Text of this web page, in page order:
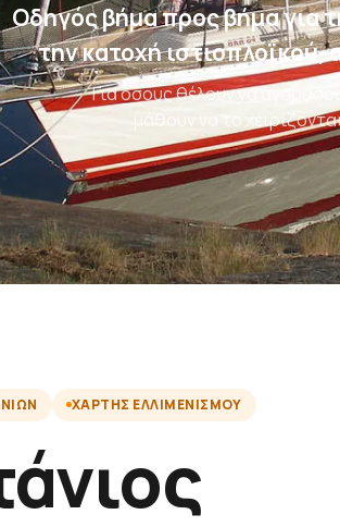
Οδηγός βήμα προς βήμα για
την κατοχή
Για όσους θέλουν να
μάθουν να το
ΧΆΡΤΗΣ ΕΛΛΙΜΕΝΙΣΜΟΎ